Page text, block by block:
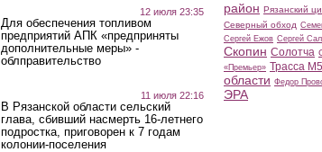
12 июля 23:35
Для обеспечения топливом
предприятий АПК «предприняты
дополнительные меры» -
облправительство
11 июля 22:16
В Рязанской области сельский
глава, сбивший насмерть 16-летнего
подростка, приговорен к 7 годам
колонии-поселения
район Рязанский
Северный обход
Сергей Ежов Сергей
Скопин Солотча
«Премьер» Трасса М5
области Федор
ЭРА